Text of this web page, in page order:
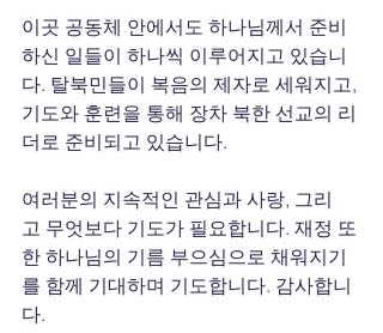
이곳 공동체 안에서도 하나님께서 준비
하신 일들이 하나씩 이루어지고 있습니
다. 탈북민들이 복음의 제자로 세워지고,
기도와 훈련을 통해 장차 북한 선교의 리
더로 준비되고 있습니다.
여러분의 지속적인 관심과 사랑, 그리
고 무엇보다 기도가 필요합니다. 재정 또
한 하나님의 기름 부으심으로 채워지기
를 함께 기대하며 기도합니다. 감사합니
다.